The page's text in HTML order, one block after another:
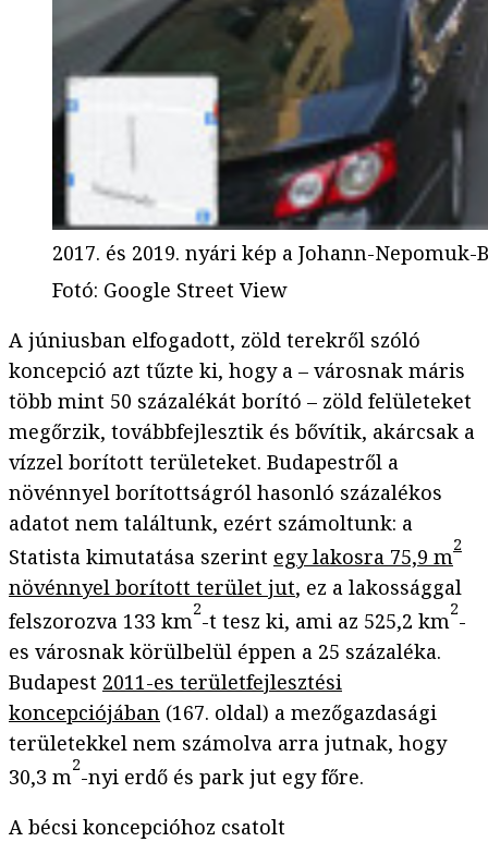
2017. és 2019. nyári kép a Johann-
Fotó: Google Street View
A júniusban elfogadott, zöld terekről szóló
koncepció azt tűzte ki, hogy a – városnak máris
több mint 50 százalékát borító – zöld felületeket
megőrzik, továbbfejlesztik és bővítik, akárcsak a
vízzel borított területeket. Budapestről a
növénnyel borítottságról hasonló százalékos
adatot nem találtunk, ezért számoltunk: a
Statista kimutatása szerint egy lakosra 75,9 m2
növénnyel borított terület jut, ez a lakossággal
felszorozva 133 km2-t tesz ki, ami az 525,2 km2-
es városnak körülbelül éppen a 25 százaléka.
Budapest 2011-es területfejlesztési
koncepciójában (167. oldal) a mezőgazdasági
területekkel nem számolva arra jutnak, hogy
30,3 m2-nyi erdő és park jut egy főre.
A bécsi koncepcióhoz csatolt